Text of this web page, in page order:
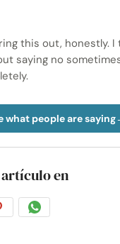
this out, honestly.
saying no
what people are saying
en
CompartirCompartir